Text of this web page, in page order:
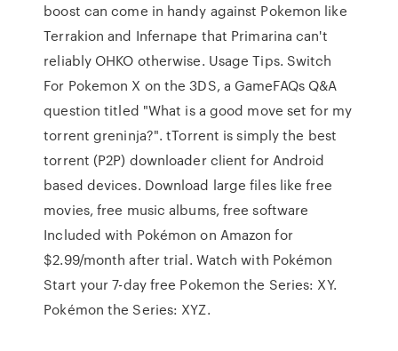
boost can come in handy against Pokemon like
Terrakion and Infernape that Primarina can't
reliably OHKO otherwise. Usage Tips. Switch
For Pokemon X on the 3DS, a GameFAQs Q&A
question titled "What is a good move set for my
torrent greninja?". tTorrent is simply the best
torrent (P2P) downloader client for Android
based devices. Download large files like free
movies, free music albums, free software
Included with Pokémon on Amazon for
$2.99/month after trial. Watch with Pokémon
Start your 7-day free Pokemon the Series: XY.
Pokémon the Series: XYZ.